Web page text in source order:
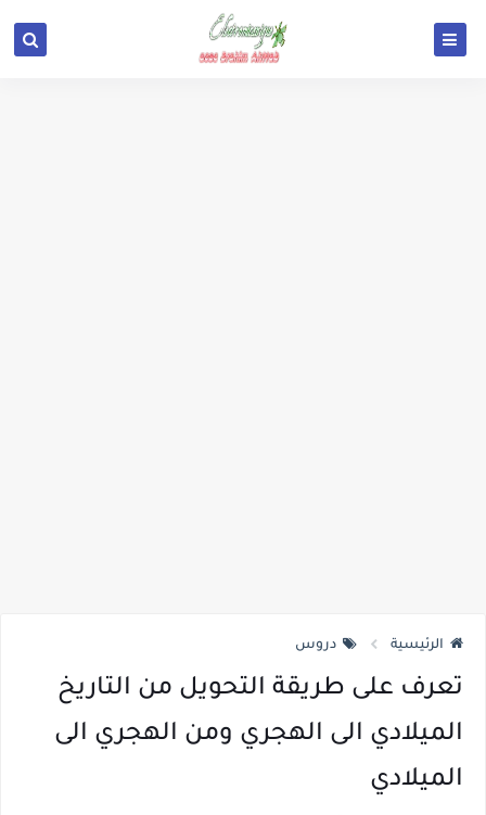
الرئيسية دروس
تعرف على طريقة التحويل من التاريخ
الميلادي الى الهجري ومن الهجري الى
الميلادي